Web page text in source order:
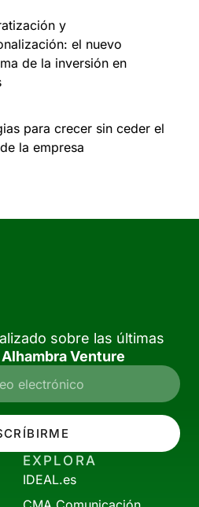
y
el nuevo
de la inversión en
para crecer sin ceder el
la empresa
sobre las últimas
Alhambra Venture
EXPLORA
IDEAL.es